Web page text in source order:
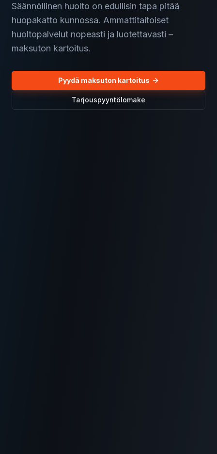
Säännöllinen huolto on edullisin tapa pitää
huopakatto kunnossa. Ammattitaitoiset
huoltopalvelut nopeasti ja luotettavasti –
maksuton kartoitus.
Pyydä maksuton kartoitus
Tarjouspyyntölomake